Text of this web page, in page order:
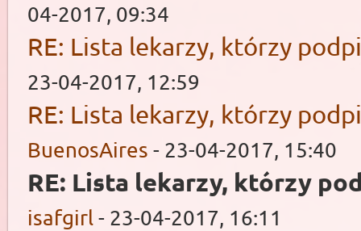
04-2017, 09:34
RE: Lista lekarzy, którzy
23-04-2017, 12:59
RE: Lista lekarzy, którzy
BuenosAires - 23-04-2017, 15:40
RE: Lista lekarzy, którzy
isafgirl- 23-04-2017, 16:11